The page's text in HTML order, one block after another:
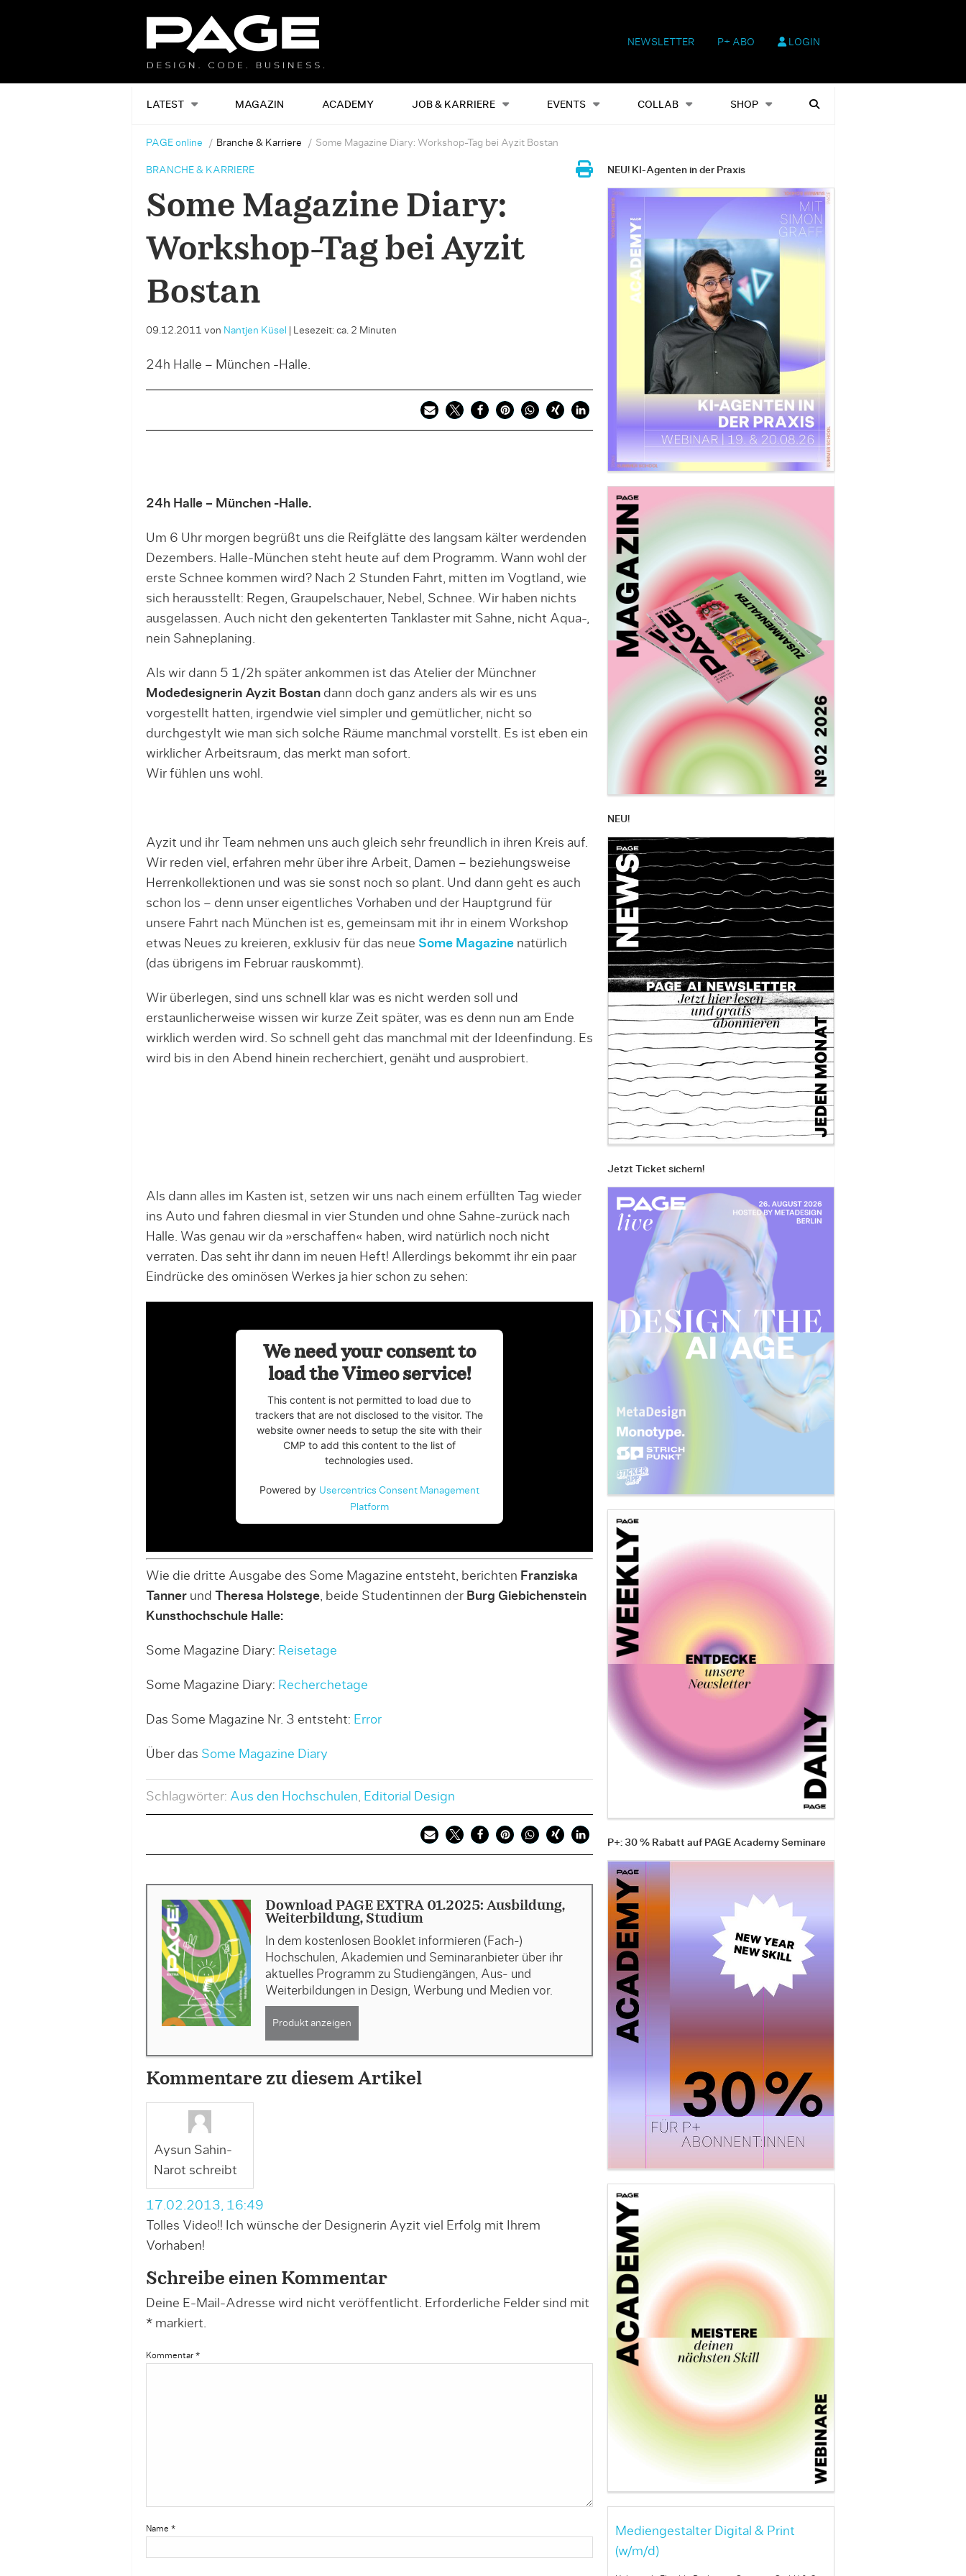
NEWSLETTER P+ ABO LOGIN
LATEST MAGAZIN ACADEMY JOB & KARRIERE EVENTS COLLAB SHOP
Alles Events Shop Heftausgaben Suchen
PAGE online Branche & Karriere Some Magazine Diary: Workshop-Tag bei Ayzit Bostan
BRANCHE & KARRIERE
Some Magazine Diary:
Workshop-Tag bei Ayzit
Bostan
09.12.2011 von Nantjen Küsel Lesezeit: ca. 2 Minuten
24h Halle – München -Halle.
24h Halle – München -Halle.
Um 6 Uhr morgen begrüßt uns die Reifglätte des langsam kälter werdenden
Dezembers. Halle-München steht heute auf dem Programm. Wann wohl der
erste Schnee kommen wird? Nach 2 Stunden Fahrt, mitten im Vogtland, wie
sich herausstellt: Regen, Graupelschauer, Nebel, Schnee. Wir haben nichts
ausgelassen. Auch nicht den gekenterten Tanklaster mit Sahne, nicht Aqua-,
nein Sahneplaning.
Als wir dann 5 1/2h später ankommen ist das Atelier der Münchner
Modedesignerin Ayzit Bostandann doch ganz anders als wir es uns
vorgestellt hatten, irgendwie viel simpler und gemütlicher, nicht so
durchgestylt wie man sich solche Räume manchmal vorstellt. Es ist eben ein
wirklicher Arbeitsraum, das merkt man sofort.
Wir fühlen uns wohl.
Ayzit und ihr Team nehmen uns auch gleich sehr freundlich in ihren Kreis auf.
Wir reden viel, erfahren mehr über ihre Arbeit, Damen – beziehungsweise
Herrenkollektionen und was sie sonst noch so plant. Und dann geht es auch
schon los – denn unser eigentliches Vorhaben und der Hauptgrund für
unsere Fahrt nach München ist es, gemeinsam mit ihr in einem Workshop
etwas Neues zu kreieren, exklusiv für das neue Some Magazinenatürlich
(das übrigens im Februar rauskommt).
Wir überlegen, sind uns schnell klar was es nicht werden soll und
erstaunlicherweise wissen wir kurze Zeit später, was es denn nun am Ende
wirklich werden wird. So schnell geht das manchmal mit der Ideenfindung. Es
wird bis in den Abend hinein recherchiert, genäht und ausprobiert.
Als dann alles im Kasten ist, setzen wir uns nach einem erfüllten Tag wieder
ins Auto und fahren diesmal in vier Stunden und ohne Sahne-zurück nach
Halle. Was genau wir da »erschaffen« haben, wird natürlich noch nicht
verraten. Das seht ihr dann im neuen Heft! Allerdings bekommt ihr ein paar
Eindrücke des ominösen Werkes ja hier schon zu sehen:
We need your consent to
load the Vimeo service!
This content is not permitted to load due to
trackers that are not disclosed to the visitor. The
website owner needs to setup the site with their
CMP to add this content to the list of
technologies used.
Powered by Usercentrics Consent Management
Platform
Wie die dritte Ausgabe des Some Magazine entsteht, berichten Franziska
Tannerund Theresa Holstege, beide Studentinnen der Burg Giebichenstein
Kunsthochschule Halle:
Some Magazine Diary: Reisetage
Some Magazine Diary: Recherchetage
Das Some Magazine Nr. 3 entsteht: Error
Über das Some Magazine Diary
Schlagwörter: Aus den Hochschulen, Editorial Design
Download PAGE EXTRA 01.2025: Ausbildung,
Weiterbildung, Studium
In dem kostenlosen Booklet informieren (Fach-)
Hochschulen, Akademien und Seminaranbieter über ihr
aktuelles Programm zu Studiengängen, Aus- und
Weiterbildungen in Design, Werbung und Medien vor.
Produkt anzeigen
Kommentare zu diesem Artikel
Aysun Sahin-
Narot schreibt
17.02.2013, 16:49
Tolles Video!! Ich wünsche der Designerin Ayzit viel Erfolg mit Ihrem
Vorhaben!
Schreibe einen Kommentar
Deine E-Mail-Adresse wird nicht veröffentlicht. Erforderliche Felder sind mit
*markiert.
Kommentar *
Name *
NEU! KI-Agenten in der Praxis
NEU!
Jetzt Ticket sichern!
P+: 30 % Rabatt auf PAGE Academy Seminare
Mediengestalter Digital & Print
(w/m/d)